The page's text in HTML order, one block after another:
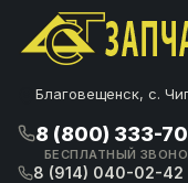
Благовещенск, с.
8 (800) 333-
БЕСПЛАТНЫЙ
8 (914) 040-02-42